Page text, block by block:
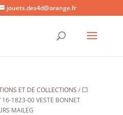
jouets.des4d@orange.fr
ET DE COLLECTIONS / ⬜
16-1823-00 VESTE BONNET
MAILEG